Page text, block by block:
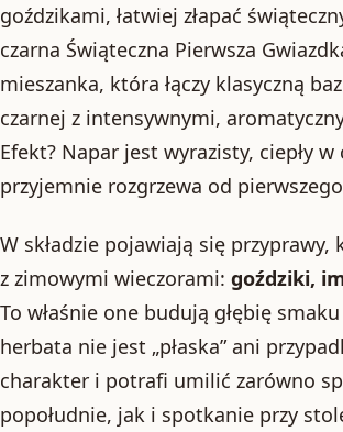
goździkami, łatwiej złapać
czarna Świąteczna Pierwsza
mieszanka, która łączy klasyczną
czarnej z intensywnymi,
Efekt? Napar jest wyrazisty, ciepły
przyjemnie rozgrzewa od pierwszego
W składzie pojawiają się przyprawy,
z zimowymi wieczorami: goździki,
To właśnie one budują głębię
herbata nie jest „płaska” ani
charakter i potrafi umilić zarówno
popołudnie, jak i spotkanie przy